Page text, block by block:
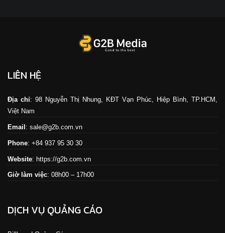
LIÊN HỆ
Địa chỉ: 98 Nguyễn Thị Nhung, KĐT Vạn Phúc, Hiệp Bình, TP.HCM,
Việt Nam
Email : sale@g2b.com.vn
Phone: +84 937 95 30 30
Website: https://g2b.com.vn
Giờ làm việc: 08h00 – 17h00
DỊCH VỤ QUẢNG CÁO